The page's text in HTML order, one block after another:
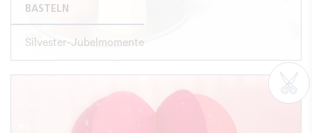
BASTELN
Silvester-Jubelmomente